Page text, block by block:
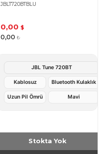
JBLT720BTBLU
0,00 $
0,00 ₺
JBL Tune 720BT
Kablosuz Bluetooth Kulaklık
Uzun Pil Ömrü Mavi
Stokta Yok